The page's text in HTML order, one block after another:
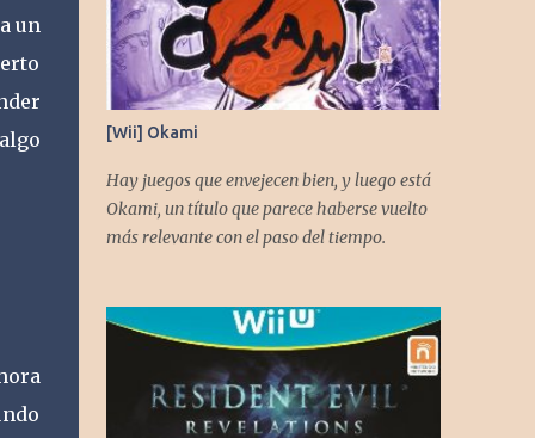
un
[Wii] Okami
Hay juegos que envejecen bien, y luego está
Okami, un título que parece haberse vuelto
más relevante con el paso del tiempo.